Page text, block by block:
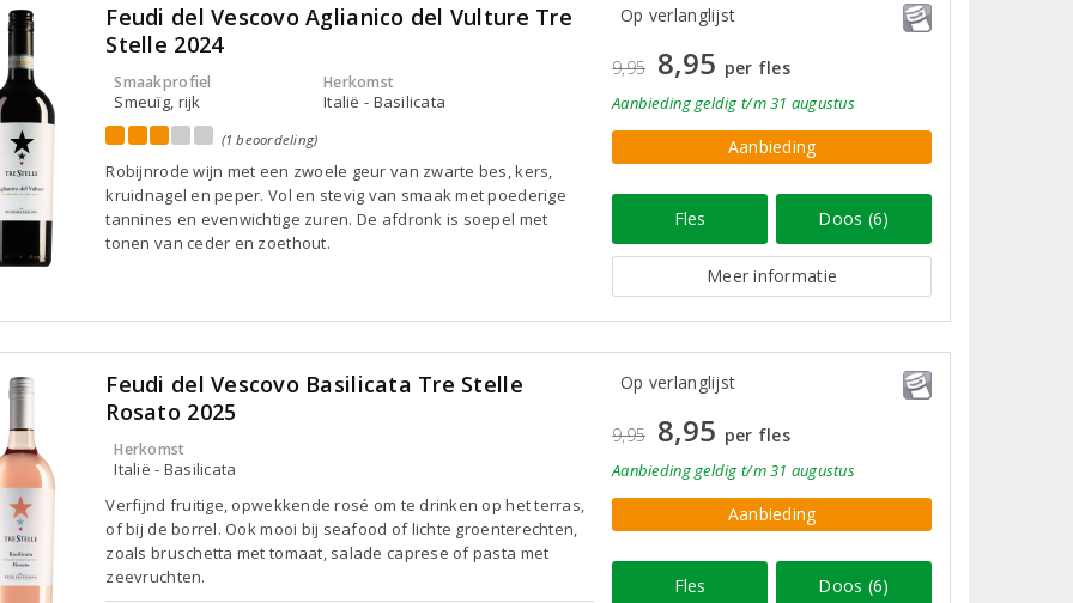
Feudi del Vescovo Aglianico del Vulture Tre
Stelle 2024
Smaakprofiel
Smeuïg, rijk
Herkomst
Italië - Basilicata
(1 beoordeling)
Robijnrode wijn met een zwoele geur van zwarte bes, kers,
kruidnagel en peper. Vol en stevig van smaak met poederige
tannines en evenwichtige zuren. De afdronk is soepel met
tonen van ceder en zoethout.
Op verlanglijst
9,95 8,95 per fles
Aanbiedinggeldig t/m 31 augustus
Aanbieding
Fles Doos (6)
Meer informatie
Feudi del Vescovo Basilicata Tre Stelle
Rosato 2025
Herkomst
Italië - Basilicata
Verfijnd fruitige, opwekkende rosé om te drinken op het terras,
of bij de borrel. Ook mooi bij seafood of lichte groenterechten,
zoals bruschetta met tomaat, salade caprese of pasta met
zeevruchten.
Op verlanglijst
9,95 8,95 per fles
Aanbiedinggeldig t/m 31 augustus
Aanbieding
Fles Doos (6)